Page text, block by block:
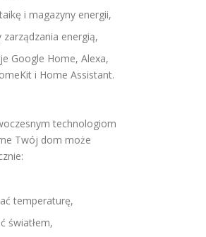
i magazyny energii,
zarządzania energią,
Google Home, Alexa,
i Home Assistant.
technologiom
Twój dom może
temperaturę,
światłem,